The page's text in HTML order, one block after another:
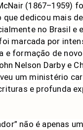
(1867–1959)
que dedicou mais
no Brasil
marcada por
e formação de
Nelson Darby e
um ministério
e profunda
não é apenas